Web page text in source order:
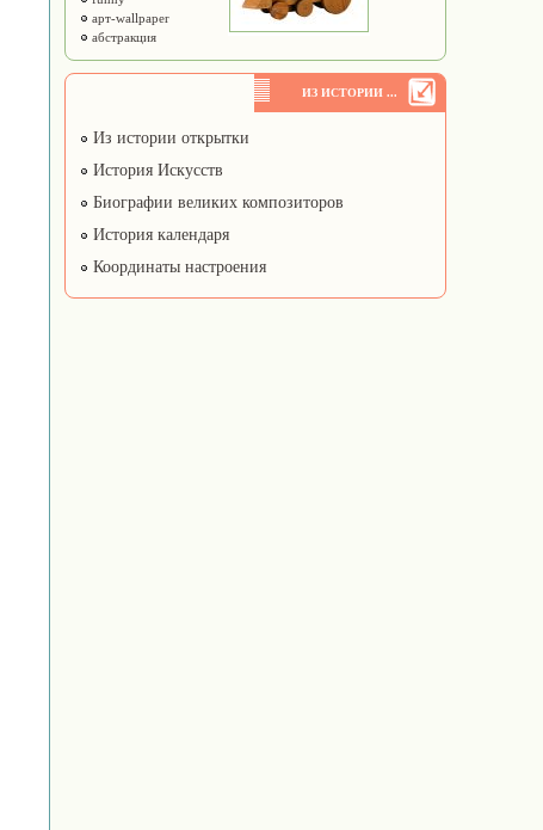
арт-wallpaper
абстракция
ИЗ ИСТОРИИ ...
Из истории открытки
История Искусств
Биографии великих композиторов
История календаря
Координаты настроения